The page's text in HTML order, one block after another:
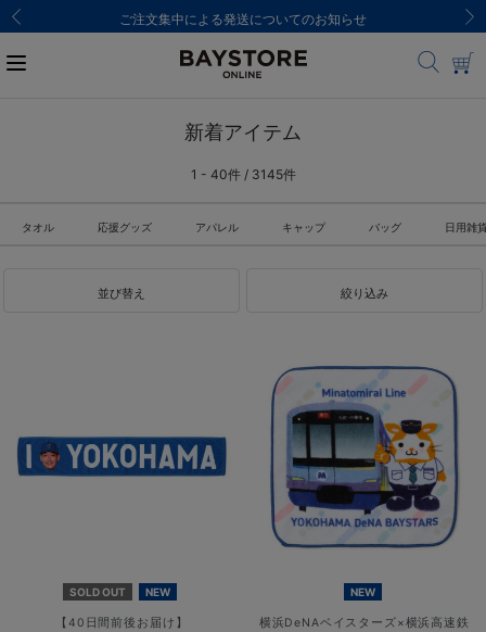
ご注文集中による発送についてのお知らせ
新着アイテム
1 - 40件 / 3145件
タオル 応援グッズ アパレル キャップ バッグ 日用雑
並び替え 絞り込み
SOLD OUT NEW
【40日間前後お届け】
NEW
横浜DeNAベイスターズ×横浜高速鉄